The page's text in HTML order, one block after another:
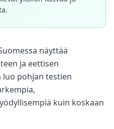
näyttää
ja eettisen
pohjan testien
kuin koskaan